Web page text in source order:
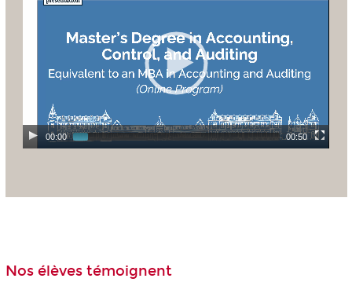
00:00 00:50
Nos élèves témoignent